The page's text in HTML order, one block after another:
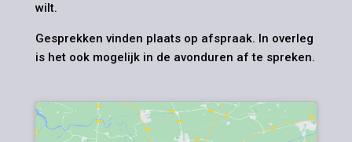
wilt.
Gesprekken vinden plaats op afspraak. In overleg
is het ook mogelijk in de avonduren af te spreken.